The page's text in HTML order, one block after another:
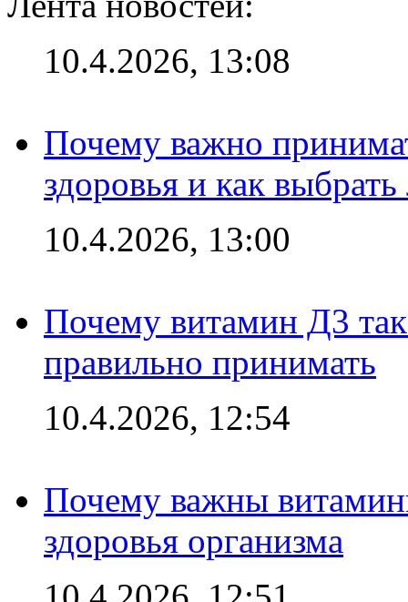
10.4.2026, 13:08
Почему важно
здоровья и как
10.4.2026, 13:00
Почему витамин Д3 так
правильно принимать
10.4.2026, 12:54
Почему важны
здоровья организма